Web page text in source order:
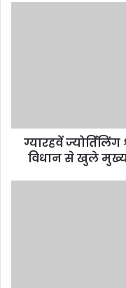
ग्यारहवें
विधान से खुले